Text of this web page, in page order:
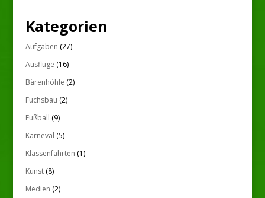
Kategorien
Aufgaben (27)
Ausflüge (16)
Bärenhöhle (2)
Fuchsbau (2)
Fußball (9)
Karneval (5)
Klassenfahrten (1)
Kunst(8)
Medien (2)